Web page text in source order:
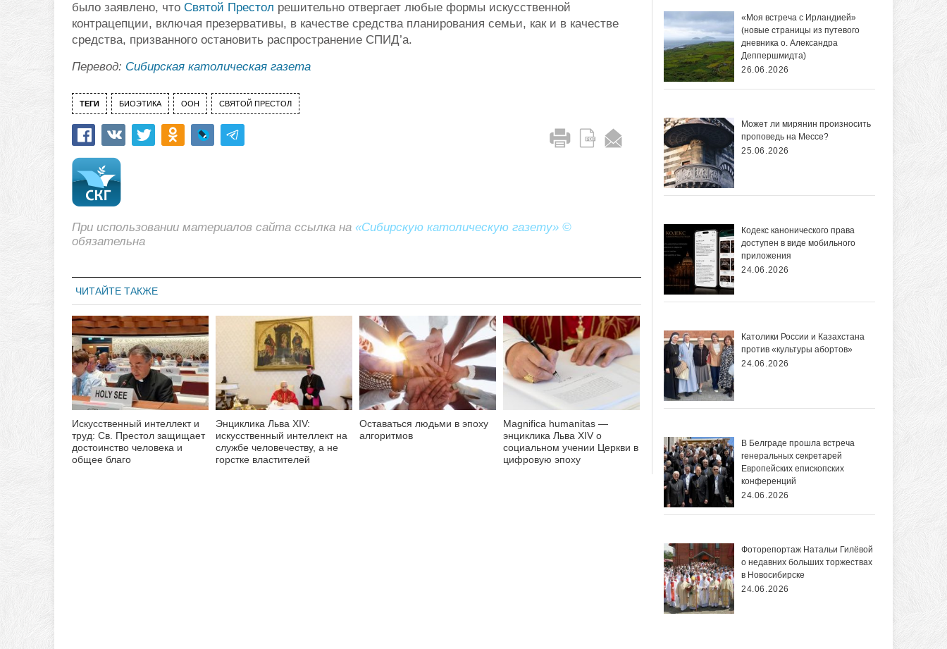
было заявлено, что Святой Престол решительно отвергает любые формы искусственной
контрацепции, включая презервативы, в качестве средства планирования семьи, как и в качестве
средства, призванного остановить распространение СПИД’а.
Перевод: Сибирская католическая газета
ТЕГИ БИОЭТИКА ООН СВЯТОЙ ПРЕСТОЛ
При использовании материалов сайта ссылка на «Сибирскую католическую газету» ©
обязательна
ЧИТАЙТЕ ТАКЖЕ
Искусственный интеллект и
труд: Св. Престол защищает
достоинство человека и
общее благо
Энциклика Льва XIV:
искусственный интеллект на
службе человечеству, а не
горстке властителей
Оставаться людьми в эпоху
алгоритмов
Magnifica humanitas —
энциклика Льва XIV о
социальном учении Церкви в
цифровую эпоху
«Моя встреча с Ирландией»
(новые страницы из путевого
дневника о. Александра
Деппершмидта)
26.06.2026
Может ли мирянин произносить
проповедь на Мессе?
25.06.2026
Кодекс канонического права
доступен в виде мобильного
приложения
24.06.2026
Католики России и Казахстана
против «культуры абортов»
24.06.2026
В Белграде прошла встреча
генеральных секретарей
Европейских епископских
конференций
24.06.2026
Фоторепортаж Натальи Гилёвой
о недавних больших торжествах
в Новосибирске
24.06.2026